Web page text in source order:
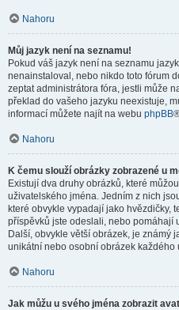
Nahoru
Můj jazyk není na seznamu!
Pokud váš jazyk není na seznamu
nenainstaloval, nebo nikdo toto fórum
zeptat administrátora fóra, jestli může
překlad do vašeho jazyku neexistuje,
informací můžete najít na webu phpBB
Nahoru
K čemu slouží obrázky zobrazené u
Existují dva druhy obrázků, které
uživatelského jména. Jedním z nich
které obvykle vypadají jako hvězdičky,
příspěvků jste odeslali, nebo pomáhají
Další, obvykle větší obrázek, je známý
unikátní nebo osobní obrázek každého
Nahoru
Jak můžu u svého jména zobrazit